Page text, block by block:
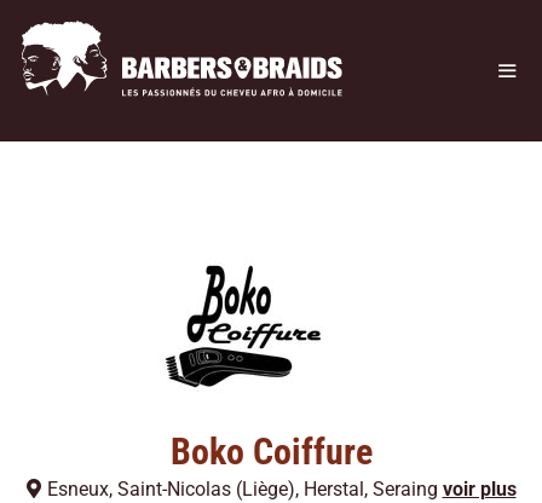
Boko Coiffure
Esneux, Saint-Nicolas (Liège), Herstal , Seraing voir plus